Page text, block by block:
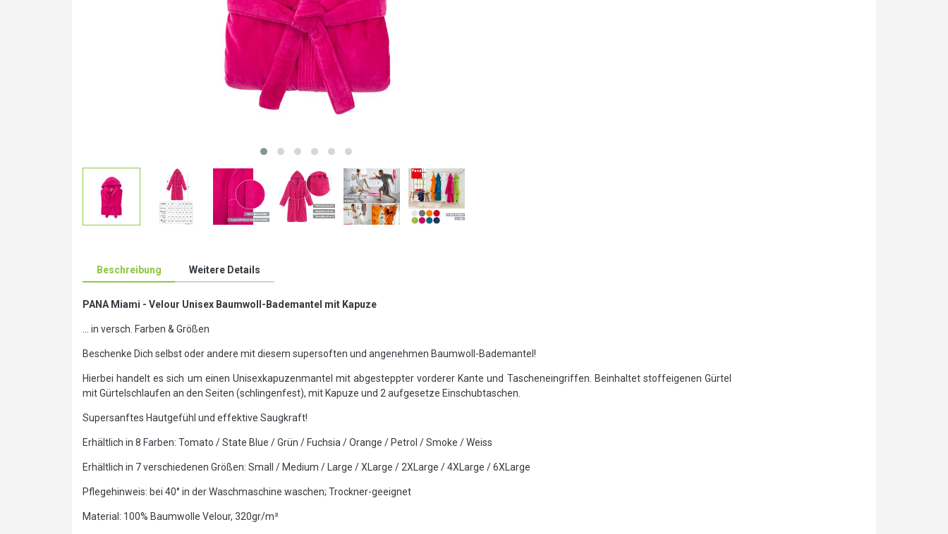
Beschreibung Weitere Details
PANA Miami - Velour Unisex Baumwoll-Bademantel mit Kapuze
... in versch. Farben & Größen
Beschenke Dich selbst oder andere mit diesem supersoften und angenehmen Baumwoll-Bademantel!
Hierbei handelt es sich um einen Unisexkapuzenmantel mit abgesteppter vorderer Kante und Tascheneingriffen. Beinhaltet stoffeigenen Gürtel
mit Gürtelschlaufen an den Seiten (schlingenfest), mit Kapuze und 2 aufgesetze Einschubtaschen.
Supersanftes Hautgefühl und effektive Saugkraft!
Erhältlich in 8 Farben: Tomato / State Blue / Grün / Fuchsia / Orange / Petrol / Smoke / Weiss
Erhältlich in 7 verschiedenen Größen: Small / Medium / Large / XLarge / 2XLarge / 4XLarge / 6XLarge
Pflegehinweis: bei 40° in der Waschmaschine waschen; Trockner-geeignet
Material: 100% Baumwolle Velour, 320gr/m²